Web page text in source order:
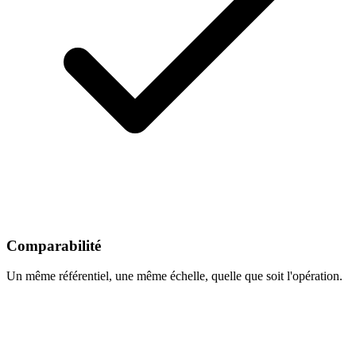
Comparabilité
Un même référentiel, une même échelle, quelle que soit l'opération.